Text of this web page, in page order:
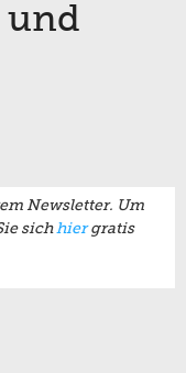
und
Newsletter. Um
sichhiergratis